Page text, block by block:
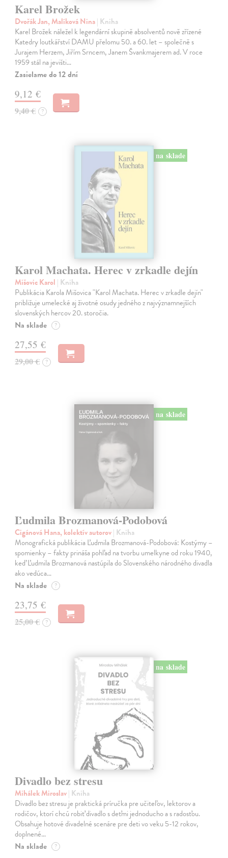
Karel Brožek
Dvořák Jan, Malíková Nina| Kniha
Karel Brožek náležel k legendární skupině absolventů nově zřízené
Katedry loutkářství DAMU přelomu 50. a 60. let – společně s
Jurajem Herzem, Jiřím Srncem, Janem Švankmajerem ad. V roce
1959 stál na jevišti…
Zasielame do 12 dní
9,12 €
9,40 € ?
na sklade
Karol Machata. Herec v zrkadle dejín
Mišovic Karol | Kniha
Publikácia Karola Mišovica "Karol Machata. Herec v zrkadle dejín"
približuje umelecké aj životné osudy jedného z najvýznamnejších
slovenských hercov 20. storočia.
Na sklade ?
27,55 €
29,00 € ?
na sklade
Ľudmila Brozmanová-Podobová
Cigánová Hana, kolektív autorov| Kniha
Monografická publikácia Ľudmila Brozmanová-Podobová: Kostýmy –
spomienky – fakty prináša pohľad na tvorbu umelkyne od roku 1940,
keď Ľudmila Brozmanová nastúpila do Slovenského národného divadla
ako vedúca…
Na sklade ?
23,75 €
25,00 € ?
na sklade
Divadlo bez stresu
Mihálek Miroslav| Kniha
Divadlo bez stresu je praktická príručka pre učiteľov, lektorov a
rodičov, ktorí chcú robiť divadlo s deťmi jednoducho a s radosťou.
Obsahuje hotové divadelné scenáre pre deti vo veku 5-12 rokov,
doplnené…
Na sklade ?